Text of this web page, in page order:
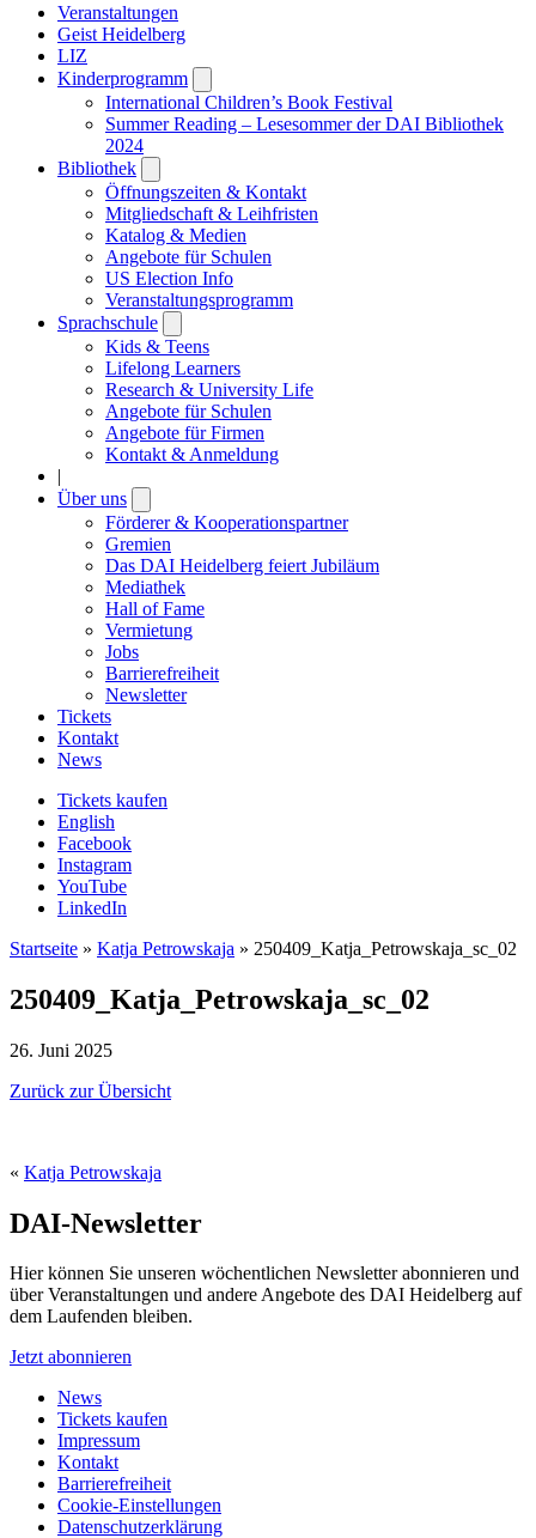
Veranstaltungen
Geist Heidelberg
LIZ
Kinderprogramm
submenu
International Children’s Book Festival
Summer Reading – Lesesommer der DAI Bibliothek
2024
Bibliothek
submenu
Öffnungszeiten & Kontakt
Mitgliedschaft & Leihfristen
Katalog & Medien
Angebote für Schulen
US Election Info
Veranstaltungsprogramm
Sprachschule
submenu
Kids & Teens
Lifelong Learners
Research & University Life
Angebote für Schulen
Angebote für Firmen
Kontakt & Anmeldung
|
Über uns
submenu
Förderer & Kooperationspartner
Gremien
Das DAI Heidelberg feiert Jubiläum
Mediathek
Hall of Fame
Vermietung
Jobs
Barrierefreiheit
Newsletter
Tickets
Kontakt
News
Tickets kaufen
English
Facebook
Instagram
YouTube
LinkedIn
Startseite » Katja Petrowskaja » 250409_Katja_Petrowskaja_sc_02
250409_Katja_Petrowskaja_sc_02
26. Juni 2025
Zurück zur Übersicht
« Katja Petrowskaja
DAI-Newsletter
Hier können Sie unseren wöchentlichen Newsletter abonnieren und
über Veranstaltungen und andere Angebote des DAI Heidelberg auf
dem Laufenden bleiben.
Jetzt abonnieren
News
Tickets kaufen
Impressum
Kontakt
Barrierefreiheit
Cookie-Einstellungen
Datenschutzerklärung